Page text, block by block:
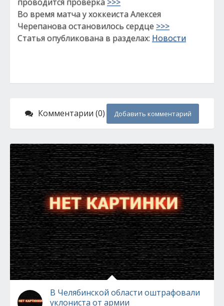
Во время матча у хоккеиста Алексея
Черепанова остановилось сердце >>>
Статья опубликована в разделах: Новости
Комментарии (0) Добавить комментарий
В Челябинской области оштрафовали
уклониста от армии